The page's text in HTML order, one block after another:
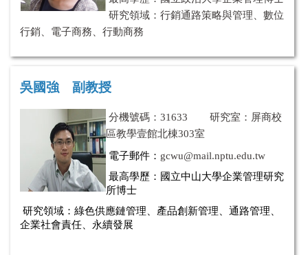
研究領域：行銷通路策略與管理、數位
行銷、電子商務、行動商務
吳國強 副教授
分機號碼： 31633 研究室：屏商校
區教學壹館北棟303室
電子郵件 ： gcwu@mail.nptu.edu.tw
最高學歷： 國立中山大學企業管理研究
所博士
研究領域：綠色供應鏈管理、產品創新管理、通路管理、
企業社會責任、永續發展